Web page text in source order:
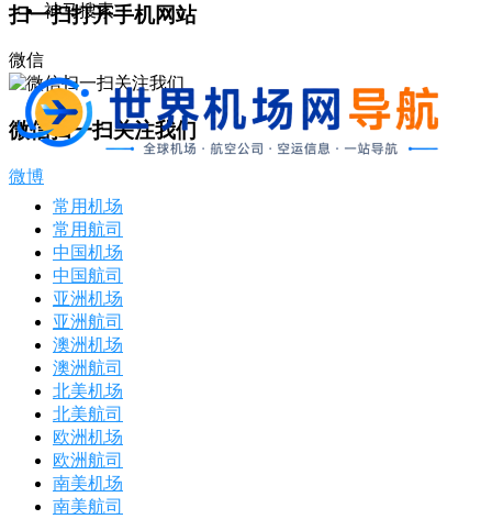
神马搜索
扫一扫打开手机网站
微信
微信扫一扫关注我们
微博
常用机场
常用航司
中国机场
中国航司
亚洲机场
亚洲航司
澳洲机场
澳洲航司
北美机场
北美航司
欧洲机场
欧洲航司
南美机场
南美航司